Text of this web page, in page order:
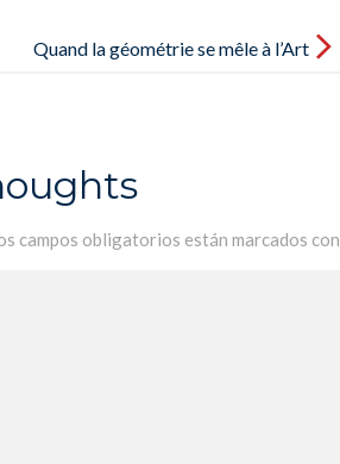
Quand la géométrie se mêle à l’Art
campos obligatorios están marcados con